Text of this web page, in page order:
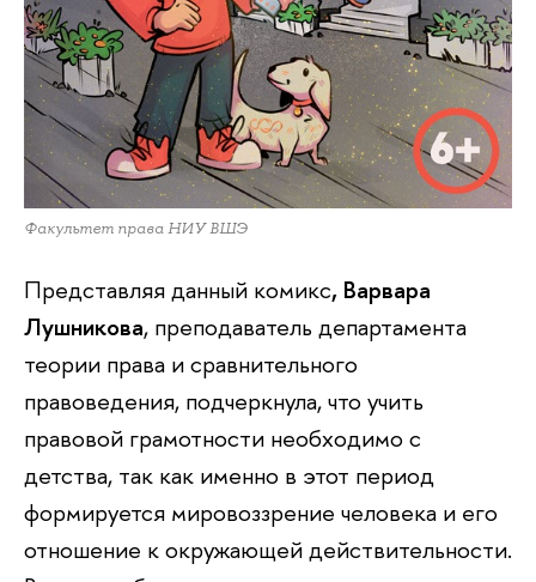
Факультет права НИУ ВШЭ
Представляя данный комикс, Варвара
Лушникова, преподаватель департамента
теории права и сравнительного
правоведения, подчеркнула, что учить
правовой грамотности необходимо с
детства, так как именно в этот период
формируется мировоззрение человека и его
отношение к окружающей действительности.